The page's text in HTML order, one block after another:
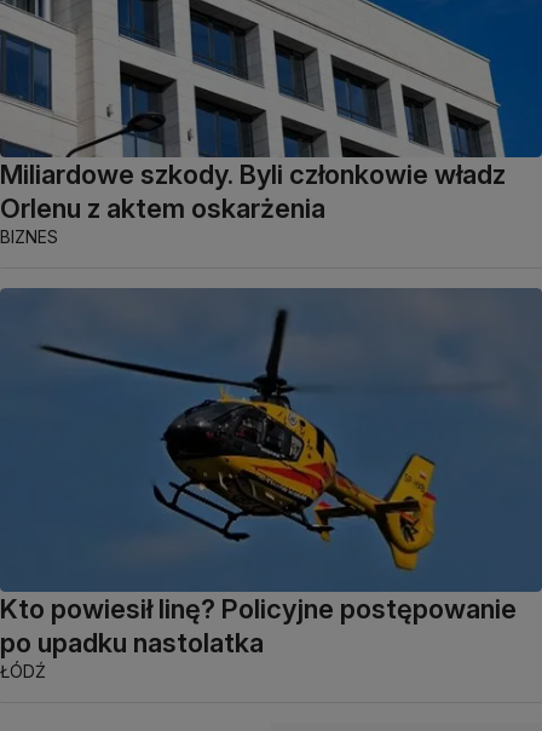
Miliardowe szkody. Byli członkowie władz
Orlenu z aktem oskarżenia
BIZNES
Kto powiesił linę? Policyjne postępowanie
po upadku nastolatka
ŁÓDŹ